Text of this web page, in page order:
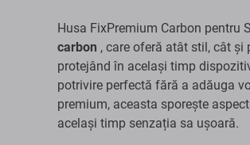
Husa FixPremium Carbon pentru
carbon , care oferă atât stil, cât și
protejând în același timp
potrivire perfectă fără a adăuga
premium, aceasta sporește
același timp senzația sa ușoară.